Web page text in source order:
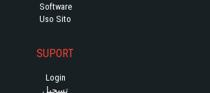
Software
Uso Sito
SUPORT
Login
تسجيل